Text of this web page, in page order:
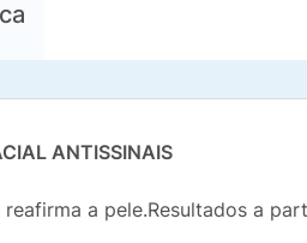
ANTISSINAIS
a pele.Resultados a